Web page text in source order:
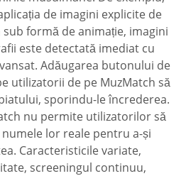
de imagini explicite de
formă de animație, imagini
este detectată imediat cu
Adăugarea butonului de
utilizatorii de pe MuzMatch să
sporindu-le încrederea.
nu permite utilizatorilor să
lor reale pentru a-și
Caracteristicile variate,
screeningul continuu,